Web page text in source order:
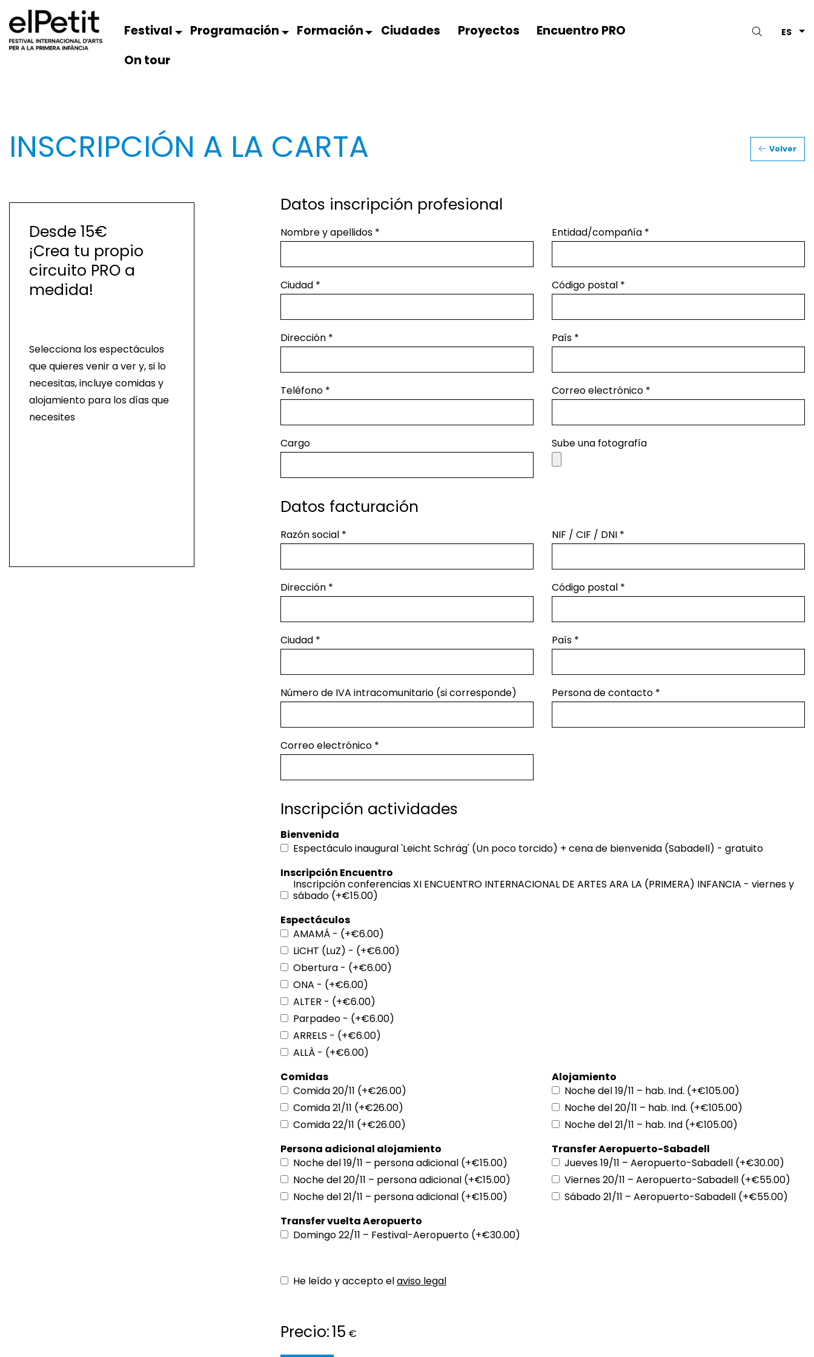
ES
Buscar
Festival Programación Formación Ciudades Proyectos
Encuentro PRO
On tour
INSCRIPCIÓN A LA CARTA Volver
Desde 15€
¡Crea tu propio
circuito PRO a
medida!
Selecciona los espectáculos
que quieres venir a ver y, si lo
necesitas, incluye comidas y
alojamiento para los días que
necesites
Datos inscripción profesional
Nombre y apellidos * Entidad/compañía *
Ciudad * Código postal *
Dirección * País *
Teléfono * Correo electrónico *
Cargo Sube una fotografía
Datos facturación
Razón social * NIF / CIF / DNI *
Dirección * Código postal *
Ciudad * País *
Número de IVA intracomunitario (si corresponde) Persona de contacto *
Correo electrónico *
Inscripción actividades
Bienvenida
Espectáculo inaugural 'Leicht Schräg' (Un poco torcido) + cena de bienvenida (Sabadell) - gratuito
Inscripción Encuentro
Inscripción conferencias XI ENCUENTRO INTERNACIONAL DE ARTES ARA LA (PRIMERA) INFANCIA - viernes y
sábado (+€15.00)
Espectáculos
AMAMÁ - (+€6.00)
LiCHT (LuZ) - (+€6.00)
Obertura - (+€6.00)
ONA - (+€6.00)
ALTER - (+€6.00)
Parpadeo - (+€6.00)
ARRELS - (+€6.00)
ALLÀ - (+€6.00)
Comidas
Comida 20/11 (+€26.00)
Comida 21/11 (+€26.00)
Comida 22/11 (+€26.00)
Alojamiento
Noche del 19/11 – hab. Ind. (+€105.00)
Noche del 20/11 – hab. Ind. (+€105.00)
Noche del 21/11 – hab. Ind (+€105.00)
Persona adicional alojamiento
Noche del 19/11 – persona adicional (+€15.00)
Noche del 20/11 – persona adicional (+€15.00)
Noche del 21/11 – persona adicional (+€15.00)
Transfer Aeropuerto-Sabadell
Jueves 19/11 – Aeropuerto-Sabadell (+€30.00)
Viernes 20/11 – Aeropuerto-Sabadell (+€55.00)
Sábado 21/11 – Aeropuerto-Sabadell (+€55.00)
Transfer vuelta Aeropuerto
Domingo 22/11 – Festival-Aeropuerto (+€30.00)
He leído y accepto elaviso legal
Precio:15 €